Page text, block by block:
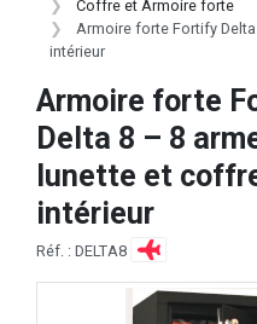
Coffre et Armoire forte
Armoire forte Fortify
intérieur
Armoire forte
Delta 8 – 8
lunette et
intérieur
Réf. : DELTA8